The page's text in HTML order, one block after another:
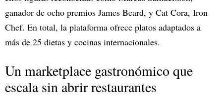
ganador de ocho premios James Beard, y Cat Cora, Iron
Chef. En total, la plataforma ofrece platos adaptados a
más de 25 dietas y cocinas internacionales.
Un marketplace gastronómico que
escala sin abrir restaurantes